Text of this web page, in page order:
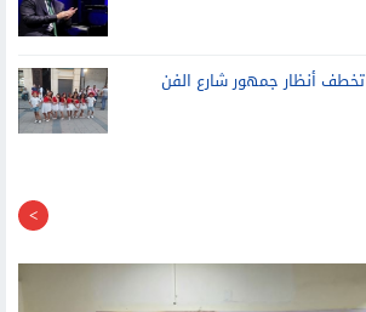
أنظار جمهور شارع الفن